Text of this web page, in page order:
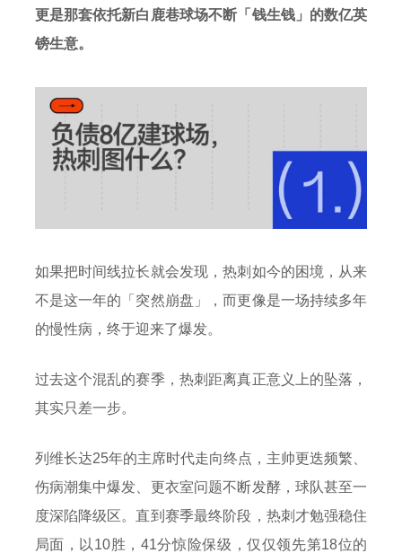
更是那套依托新白鹿巷球场不断「钱生钱」的数亿英
镑生意。
如果把时间线拉长就会发现，热刺如今的困境，从来
不是这一年的「突然崩盘」，而更像是一场持续多年
的慢性病，终于迎来了爆发。
过去这个混乱的赛季，热刺距离真正意义上的坠落，
其实只差一步。
列维长达25年的主席时代走向终点，主帅更迭频繁、
伤病潮集中爆发、更衣室问题不断发酵，球队甚至一
度深陷降级区。直到赛季最终阶段，热刺才勉强稳住
局面，以10胜，41分惊险保级，仅仅领先第18位的